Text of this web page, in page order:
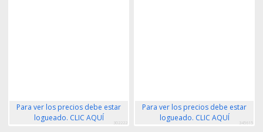
Para ver los precios debe estar
logueado. CLIC AQUÍ
302222
Para ver los precios debe estar
logueado. CLIC AQUÍ
345615